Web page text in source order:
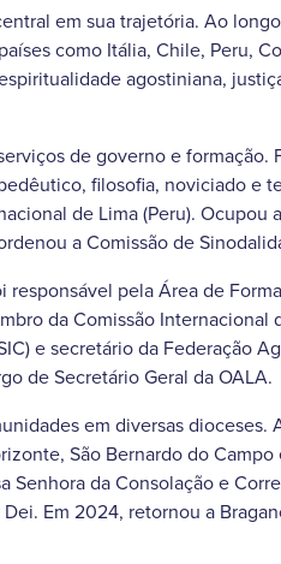
em sua trajetória. Ao
como Itália, Chile, Peru,
agostiniana,
de governo e formação.
filosofia, noviciado e
de Lima (Peru). Ocupou
a Comissão de
pela Área de
da Comissão Internacional
e secretário da Federação
de Secretário Geral da OALA.
em diversas dioceses.
São Bernardo do Campo
Senhora da Consolação e
Em 2024, retornou a